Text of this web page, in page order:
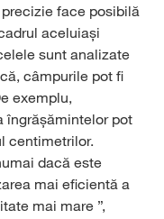
face posibilă
aceluiași
sunt analizate
câmpurile pot fi
exemplu,
îngrășămintelor pot
centimetrilor.
dacă este
mai eficientă a
mai mare ”,